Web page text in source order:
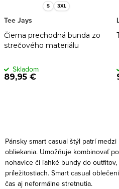
S 3XL
Čierna prechodná bunda zo
strečového materiálu
Tee Jays
89,95 €
Skladom
v
l
á
d
Pánsky smart casual štýl patrí
obliekania. Umožňuje kombinovať
nohavice či ľahké bundy do
príležitostiach. Smart casual
čas aj neformálne stretnutia.